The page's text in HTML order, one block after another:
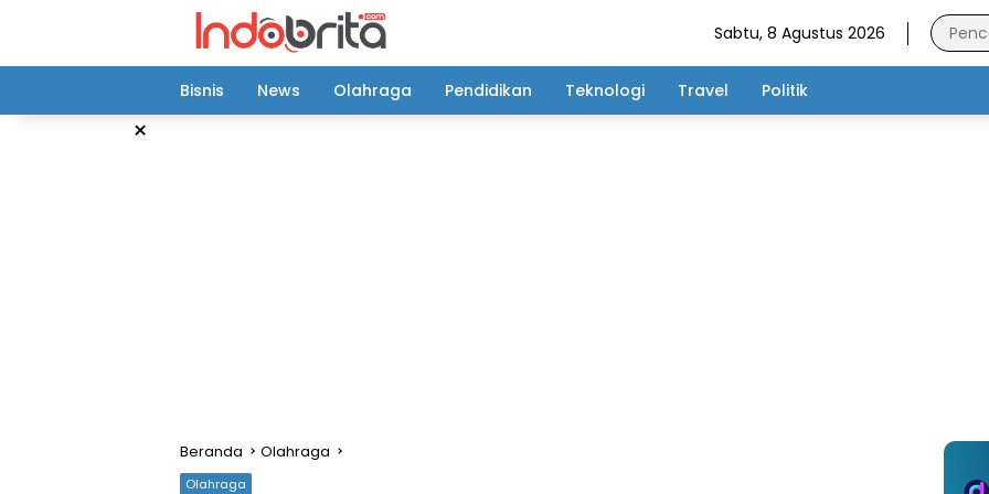
Sabtu, 8 Agustus 2026
Bisnis News Olahraga Pendidikan Teknologi Travel Politik
×
Beranda Olahraga
Olahraga